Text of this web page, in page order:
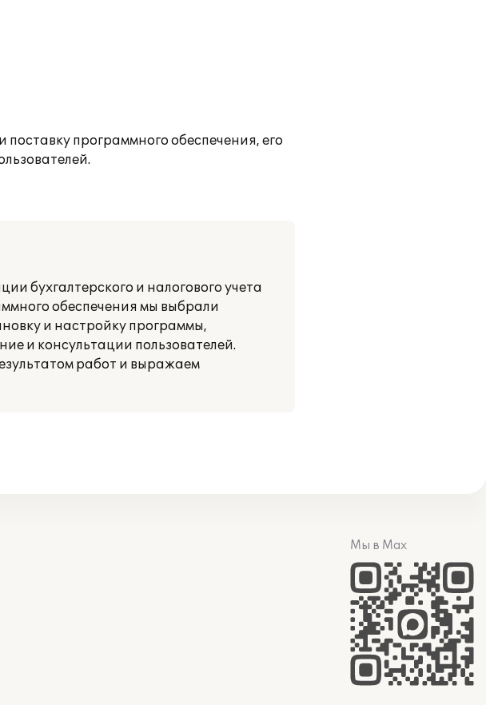
программного обеспечения, его
бухгалтерского и налогового учета
обеспечения мы выбрали
и настройку программы,
и консультации пользователей.
работ и выражаем
Мы в Max